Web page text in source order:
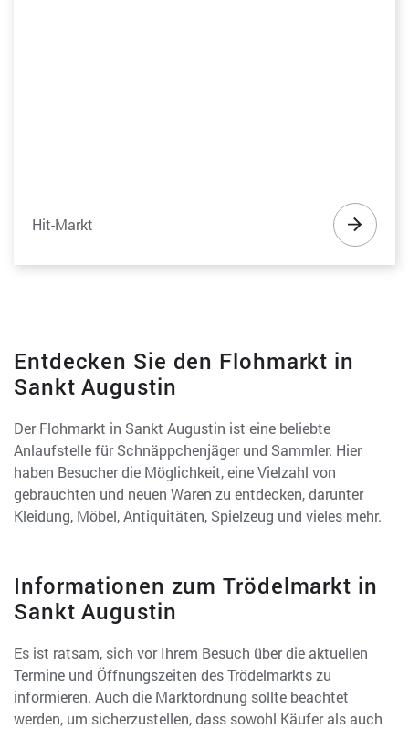
Hit-Markt
Entdecken Sie den Flohmarkt in
Sankt Augustin
Der Flohmarkt in Sankt Augustin ist eine beliebte
Anlaufstelle für Schnäppchenjäger und Sammler. Hier
haben Besucher die Möglichkeit, eine Vielzahl von
gebrauchten und neuen Waren zu entdecken, darunter
Kleidung, Möbel, Antiquitäten, Spielzeug und vieles mehr.
Informationen zum Trödelmarkt in
Sankt Augustin
Es ist ratsam, sich vor Ihrem Besuch über die aktuellen
Termine und Öffnungszeiten des Trödelmarkts zu
informieren. Auch die Marktordnung sollte beachtet
werden, um sicherzustellen, dass sowohl Käufer als auch